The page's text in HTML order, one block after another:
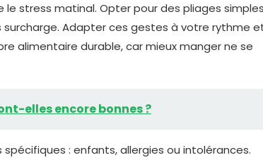
stress matinal. Opter pour des pliages simples
Adapter ces gestes à votre rythme
alimentaire durable, car mieux manger ne se
elles encore bonnes ?
: enfants, allergies ou intolérances.